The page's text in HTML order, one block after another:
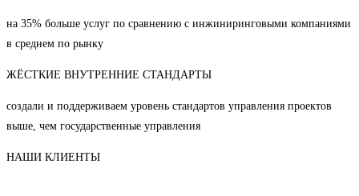
на 35% больше услуг по сравнению с инжиниринговыми компаниями
в среднем по рынку
ЖЁСТКИЕ ВНУТРЕННИЕ СТАНДАРТЫ
создали и поддерживаем уровень стандартов управления проектов
выше, чем государственные управления
НАШИ КЛИЕНТЫ